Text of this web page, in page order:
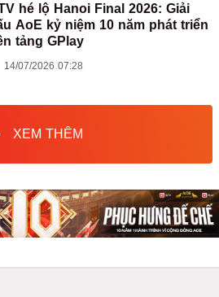
hé lộ Hanoi Final 2026: Giải
AoE kỷ niệm 10 năm phát triển
tảng GPlay
14/07/2026 07:28
XEM THÊM